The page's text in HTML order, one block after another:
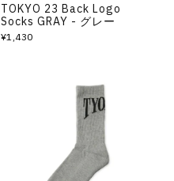
TOKYO 23 Back Logo
Socks GRAY - グレー
¥1,430